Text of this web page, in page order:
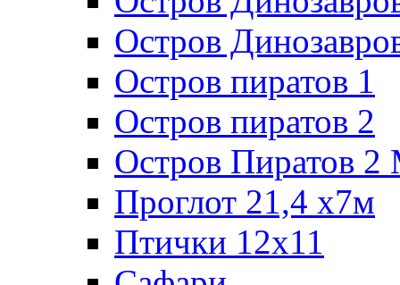
Остров
Остров пиратов 1
Остров пиратов 2
Остров Пиратов 2
Проглот 21,4 х7м
Птички 12х11